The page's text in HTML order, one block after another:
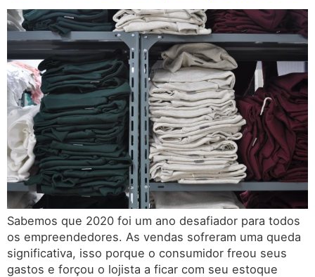
Sabemos que 2020 foi um ano desafiador para todos
os empreendedores. As vendas sofreram uma queda
significativa, isso porque o consumidor freou seus
gastos e forçou o lojista a ficar com seu estoque